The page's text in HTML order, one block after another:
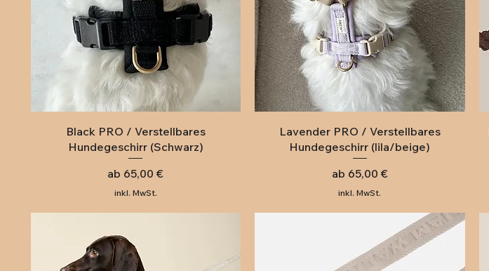
Schnellansicht
Black PRO / Verstellbares
Hundegeschirr (Schwarz)
ab 65,00 €
Sale-Preis
inkl. MwSt.
Schnellansicht
Lavender PRO / Verstellbares
Hundegeschirr (lila/beige)
ab 65,00 €
Sale-Preis
inkl. MwSt.